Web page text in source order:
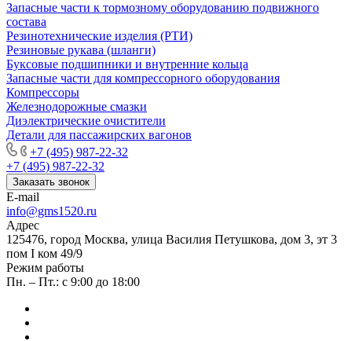
Запасные части к тормозному оборудованию подвижного
состава
Резинотехнические изделия (РТИ)
Резиновые рукава (шланги)
Буксовые подшипники и внутренние кольца
Запасные части для компрессорного оборудования
Компрессоры
Железнодорожные смазки
Диэлектрические очистители
Детали для пассажирских вагонов
+7 (495) 987-22-32
+7 (495) 987-22-32
Заказать звонок
E-mail
info@gms1520.ru
Адрес
125476, город Москва, улица Василия Петушкова, дом 3, эт 3
пом I ком 49/9
Режим работы
Пн. – Пт.: с 9:00 до 18:00